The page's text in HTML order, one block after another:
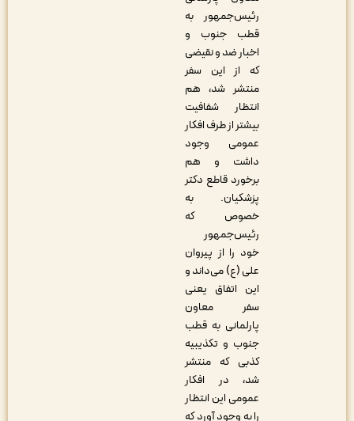
رئیس‌جمهور به
قطب جنوب و
اخبار ضد و نقیضی
که از این سفر
منتشر شد، هم
انتظار شفافیت
بیشتر از طرف افکار
عمومی وجود
داشت و هم
برخورد قاطع دکتر
پزشکیان. به
خصوص که
رئیس‌جمهور
خود را از پیروان
علی (ع) می‌داند و
این اتفاق یعنی
سفر معاون
پارلمانی به قطب
جنوب و تکذیبیه
کذبی که منتشر
شد، در افکار
عمومی این انتظار
را به وجود آورد که